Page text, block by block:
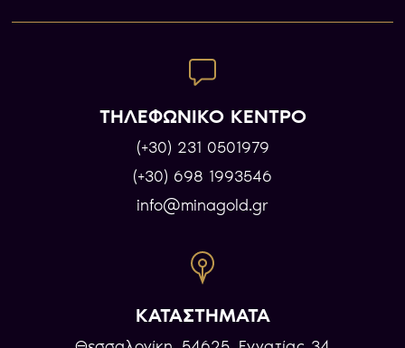
κοινοβούλιο. Παρόλα αυτά, ο Γεώργιος III έχει
βασιλιάδες στη βρετανική ιστορία, και η θητεία
του έχει μελετηθεί εκτενώς από ιστορικούς και
ΤΗΛΕΦΩΝΙΚΟ ΚΕΝΤΡΟ
(+30) 231 0501979
(+30) 698 1993546
info@minagold.gr
ΚΑΤΑΣΤΗΜΑΤΑ